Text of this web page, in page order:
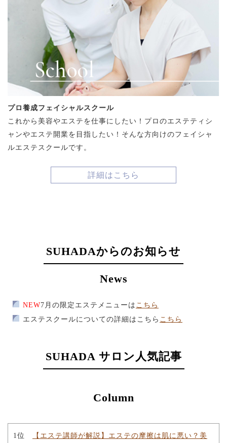
プロ養成フェイシャルスクール
これから美容やエステを仕事にしたい！プロのエステティシ
ャンやエステ開業を目指したい！そんな方向けのフェイシャ
ルエステスクールです。
詳細はこちら
SUHADAからのお知らせ
News
NEW7月の限定エステメニューは こちら
エステスクールについての詳細はこちら こちら
SUHADA サロン人気記事
Column
1位 【エステ講師が解説】エステの摩擦は肌に悪い？美